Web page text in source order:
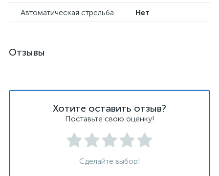
Автоматическая стрельба Нет
Отзывы
Хотите оставить отзыв?
Поставьте свою оценку!
Сделайте выбор!